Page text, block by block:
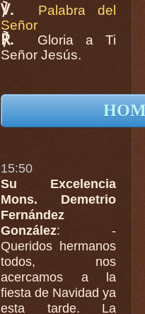
℣.
Palabra del
Señor
℟.
Gloria a Ti
Señor Jesús.
15:50
Su Excelencia
Mons. Demetrio
Fernández
González: -
Queridos hermanos
todos, nos
acercamos a la
fiesta de Navidad ya
esta tarde. La